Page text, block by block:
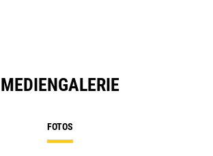
MEDIENGALERIE
FOTOS